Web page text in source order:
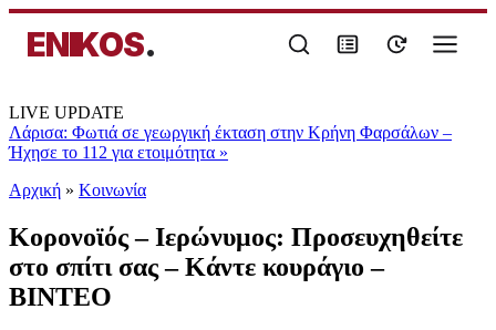
ENIKOS.
LIVE UPDATE
Λάρισα: Φωτιά σε γεωργική έκταση στην Κρήνη Φαρσάλων –
Ήχησε το 112 για ετοιμότητα »
Αρχική » Κοινωνία
Κορονοϊός – Ιερώνυμος: Προσευχηθείτε
στο σπίτι σας – Κάντε κουράγιο –
BINTEO